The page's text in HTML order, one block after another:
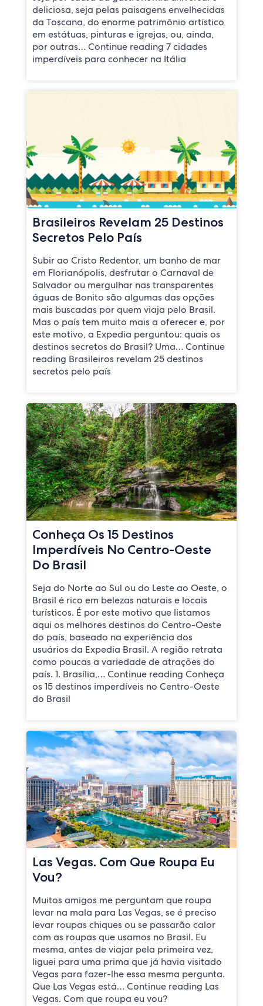
deliciosa, seja pelas paisagens envelhecidas
da Toscana, do enorme patrimônio artístico
em estátuas, pinturas e igrejas, ou, ainda,
por outras… Continue reading 7 cidades
imperdíveis para conhecer na Itália
Brasileiros Revelam 25 Destinos
Secretos Pelo País
Subir ao Cristo Redentor, um banho de mar
em Florianópolis, desfrutar o Carnaval de
Salvador ou mergulhar nas transparentes
águas de Bonito são algumas das opções
mais buscadas por quem viaja pelo Brasil.
Mas o país tem muito mais a oferecer e, por
este motivo, a Expedia perguntou: quais os
destinos secretos do Brasil? Uma… Continue
reading Brasileiros revelam 25 destinos
secretos pelo país
Conheça Os 15 Destinos
Imperdíveis No Centro-Oeste
Do Brasil
Seja do Norte ao Sul ou do Leste ao Oeste, o
Brasil é rico em belezas naturais e locais
turísticos. É por este motivo que listamos
aqui os melhores destinos do Centro-Oeste
do país, baseado na experiência dos
usuários da Expedia Brasil. A região retrata
como poucas a variedade de atrações do
país. 1. Brasília,… Continue reading Conheça
os 15 destinos imperdíveis no Centro-Oeste
do Brasil
Las Vegas. Com Que Roupa Eu
Vou?
Muitos amigos me perguntam que roupa
levar na mala para Las Vegas, se é preciso
levar roupas chiques ou se passarão calor
com as roupas que usamos no Brasil. Eu
mesma, antes de viajar pela primeira vez,
liguei para uma prima que já havia visitado
Vegas para fazer-lhe essa mesma pergunta.
Que Las Vegas está… Continue reading Las
Vegas. Com que roupa eu vou?